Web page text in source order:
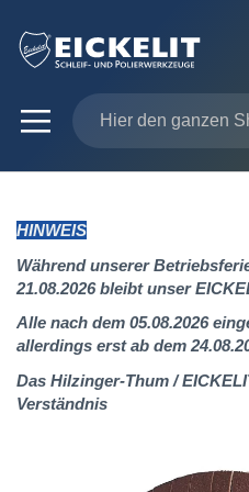
HINWEIS
Während unserer
21.08.2026 bleibt unser
Alle nach dem 05.08.2026
allerdings erst ab dem
Das Hilzinger-Thum /
Verständnis